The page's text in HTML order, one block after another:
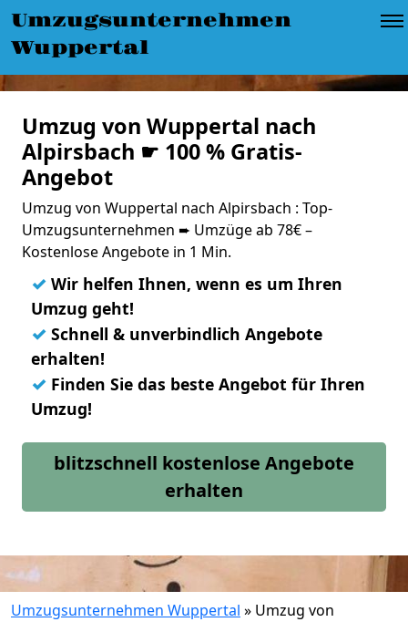
Umzugsunternehmen
Wuppertal
Umzug von Wuppertal nach
Alpirsbach ☛ 100 % Gratis-
Angebot
Umzug von Wuppertal nach Alpirsbach : Top-
Umzugsunternehmen ➨ Umzüge ab 78€ –
Kostenlose Angebote in 1 Min.
✓ Wir helfen Ihnen, wenn es um Ihren
Umzug geht!
✓ Schnell & unverbindlich Angebote
erhalten!
✓ Finden Sie das beste Angebot für Ihren
Umzug!
blitzschnell kostenlose Angebote
erhalten
Umzugsunternehmen Wuppertal » Umzug von